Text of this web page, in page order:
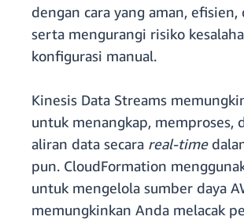
dengan cara yang aman, efisien,
serta mengurangi risiko
konfigurasi manual.
Kinesis Data Streams
untuk menangkap, memproses,
aliran data secara real-time
pun. CloudFormation
untuk mengelola sumber daya
memungkinkan Anda melacak